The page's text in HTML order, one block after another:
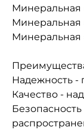
Минеральная
Минеральная
Минеральная
Надежность -
Качество -